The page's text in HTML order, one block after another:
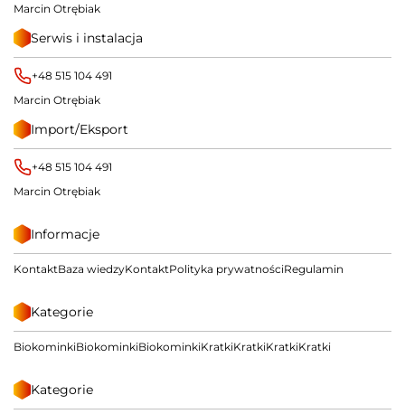
Marcin Otrębiak
Serwis i instalacja
+48 515 104 491
Marcin Otrębiak
Import/Eksport
+48 515 104 491
Marcin Otrębiak
Informacje
KontaktBaza wiedzyKontaktPolityka prywatnościRegulamin
Kategorie
BiokominkiBiokominkiBiokominkiKratkiKratkiKratkiKratki
Kategorie